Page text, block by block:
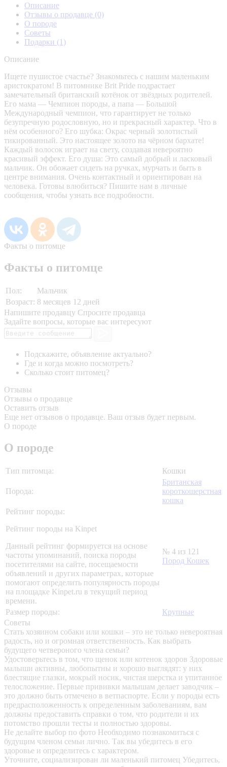
Описание
Отзывы о продавце (0)
О породе
Советы
Подарки (1)
Описание
Ищете пушистое счастье? Знакомьтесь с нашим маленьким
аристократом! В питомнике Brit Pride подрастает
замечательный британский котёнок от звёздных родителей.
Его мама — Чемпион породы, а папа — Большой
Международный чемпион, что гарантирует не только
безупречную родословную, но и прекрасный характер. Что в
нём особенного? Его шубка: Окрас черный золотистый
тикированный. Это настоящее золото на чёрном бархате!
Каждый волосок играет на свету, создавая невероятно
красивый эффект. Его душа: Это самый добрый и ласковый
мальчик. Он обожает сидеть на ручках, мурчать и быть в
центре внимания. Очень контактный и ориентирован на
человека. Готовы влюбиться? Пишите нам в личные
сообщения, чтобы узнать все подробности.
Факты о питомце
Факты о питомце
Пол:
Мальчик
Возраст: 8 месяцев 12 дней
Напишите продавцу Спросите продавца
Задайте вопросы, которые вас интересуют
Подскажите, объявление актуально?
Где и когда можно посмотреть?
Сколько стоит питомец?
Отзывы
Отзывы о продавце
Оставить отзыв
Еще нет отзывов о продавце. Ваш отзыв будет первым.
О породе
О породе
Тип питомца: Кошки
Порода:
Британская
короткошерстная
кошка
Рейтинг породы:
Рейтинг породы на Kinpet
Данный рейтинг формируется на основе
частоты упоминаний, поиска породы
посетителями на сайте, посещаемости
объявлений и других параметрах, которые
помогают определить популярность породы
на площадке Kinpet.ru в текущий период
времени.
№ 4 из 121
Пород Кошек
Размер породы:
Крупные
Советы
Стать хозяином собаки или кошки – это не только невероятная
радость, но и огромная ответственность. Как выбрать
будущего четвероного члена семьи?
Удостоверьтесь в том, что щенок или котенок здоров Здоровые
малыши активны, любопытны и хорошо выглядят: у них
блестящие глазки, мокрый носик, чистая шерстка и упитанное
телосложение. Первые прививки малышам делает заводчик –
это должно быть отмечено в ветпаспорте. Если у породы есть
предрасположенность к определенным заболеваниям, вам
должны предоставить справки о том, что родители и их
потомство прошли тесты и полностью здоровы.
Не делайте выбор по фото Необходимо познакомиться с
будущим членом семьи лично. Так вы убедитесь в его
здоровье и определитесь с характером.
Уточните, социализирован ли маленький питомец Убедитесь,